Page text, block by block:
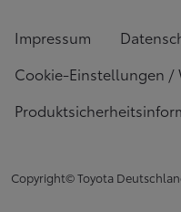
Impressum
Cookie-Einstellungen /
Copyright© Toyota